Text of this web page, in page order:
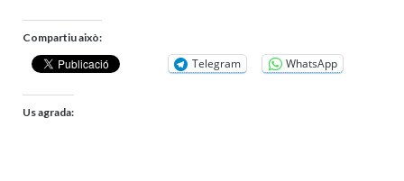
Compartiu això:
Telegram WhatsApp
Us agrada: